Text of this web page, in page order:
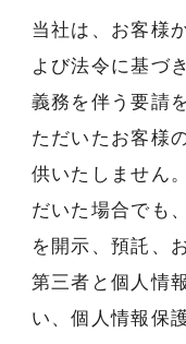
当社は、お客様
よび法令に基づ
義務を伴う要請
ただいたお客様
供いたしません
だいた場合でも
を開示、預託、
第三者と個人情
い、個人情報保